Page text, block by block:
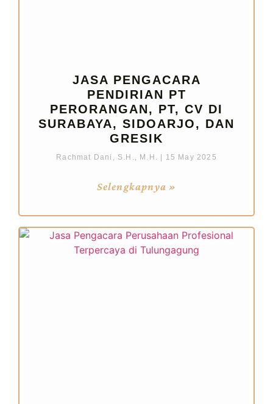
JASA PENGACARA
PENDIRIAN PT
PERORANGAN, PT, CV DI
SURABAYA, SIDOARJO, DAN
GRESIK
Rachmat Dani, S.H., M.H. 15 May 2025
Selengkapnya »